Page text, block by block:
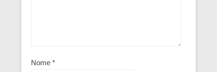
Nome *